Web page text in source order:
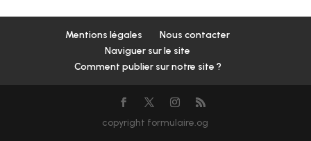
Mentions légales
Nous contacter
Naviguer sur le site
Comment publier sur notre site ?
copyright formulaire.og